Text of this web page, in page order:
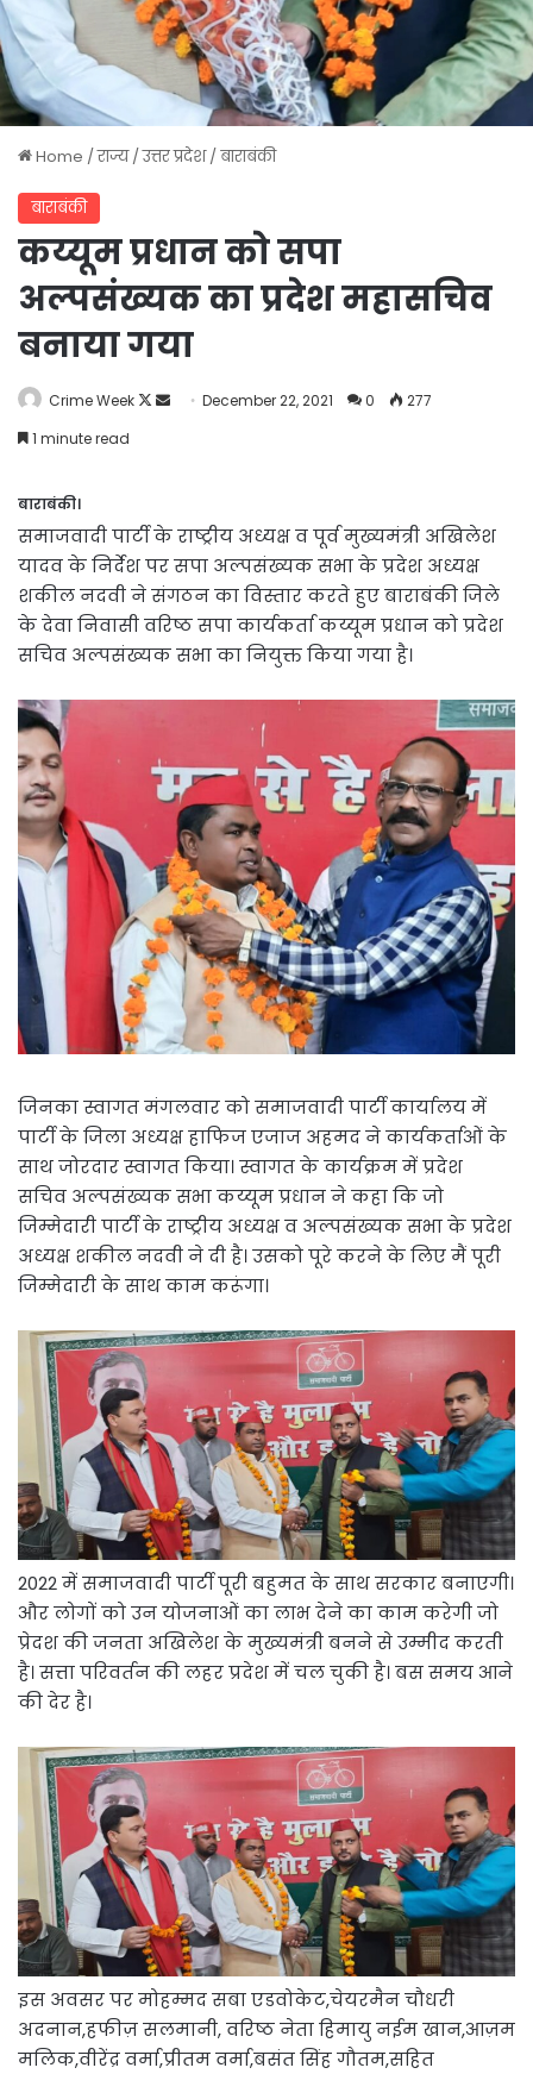
Home /राज्य /उत्तर प्रदेश /बाराबंकी
बाराबंकी
कय्यूम प्रधान को सपा
अल्पसंख्यक का प्रदेश महासचिव
बनाया गया
Crime Week
Follow
SendDecember 22, 2021 0
277
1 minute read
बाराबंकी।
समाजवादी पार्टी के राष्ट्रीय अध्यक्ष व पूर्व मुख्यमंत्री अखिलेश
यादव के निर्देश पर सपा अल्पसंख्यक सभा के प्रदेश अध्यक्ष
शकील नदवी ने संगठन का विस्तार करते हुए बाराबंकी जिले
के देवा निवासी वरिष्ठ सपा कार्यकर्ता कय्यूम प्रधान को प्रदेश
सचिव अल्पसंख्यक सभा का नियुक्त किया गया है।
जिनका स्वागत मंगलवार को समाजवादी पार्टी कार्यालय में
पार्टी के जिला अध्यक्ष हाफिज एजाज अहमद ने कार्यकर्ताओं के
साथ जोरदार स्वागत किया। स्वागत के कार्यक्रम में प्रदेश
सचिव अल्पसंख्यक सभा कय्यूम प्रधान ने कहा कि जो
जिम्मेदारी पार्टी के राष्ट्रीय अध्यक्ष व अल्पसंख्यक सभा के प्रदेश
अध्यक्ष शकील नदवी ने दी है। उसको पूरे करने के लिए मैं पूरी
जिम्मेदारी के साथ काम करूंगा।
2022 में समाजवादी पार्टी पूरी बहुमत के साथ सरकार बनाएगी।
और लोगों को उन योजनाओं का लाभ देने का काम करेगी जो
प्रेदश की जनता अखिलेश के मुख्यमंत्री बनने से उम्मीद करती
है। सत्ता परिवर्तन की लहर प्रदेश में चल चुकी है। बस समय आने
की देर है।
इस अवसर पर मोहम्मद सबा एडवोकेट,चेयरमैन चौधरी
अदनान,हफीज़ सलमानी, वरिष्ठ नेता हिमायु नईम खान,आज़म
मलिक,वीरेंद्र वर्मा,प्रीतम वर्मा,बसंत सिंह गौतम,सहित